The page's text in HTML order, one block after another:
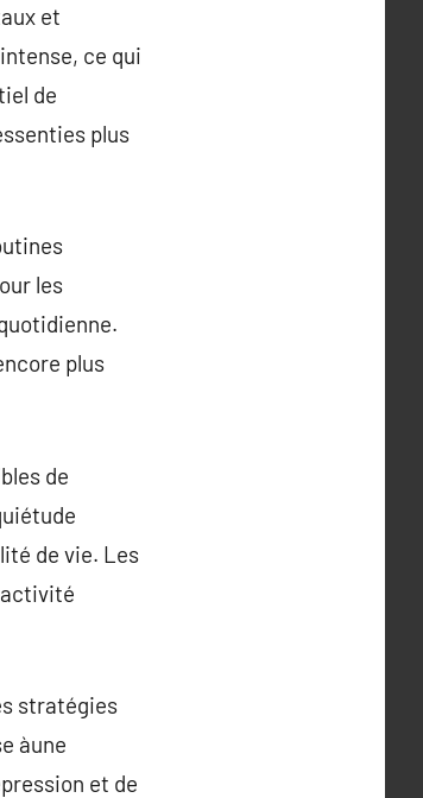
et
ce qui
de
plus
les
plus
de
de vie. Les
stratégies
àune
et de